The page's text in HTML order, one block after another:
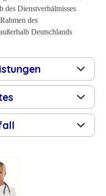
des Dienstverhältnisses
des
Deutschlands